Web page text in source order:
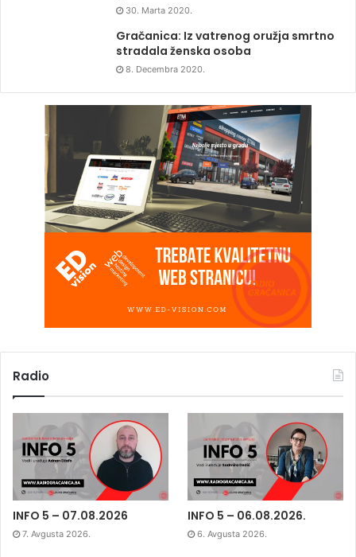
30. Marta 2020.
Gračanica: Iz vatrenog oružja smrtno
stradala ženska osoba
8. Decembra 2020.
Radio
INFO 5 – 07.08.2026
7. Avgusta 2026.
INFO 5 – 06.08.2026.
6. Avgusta 2026.